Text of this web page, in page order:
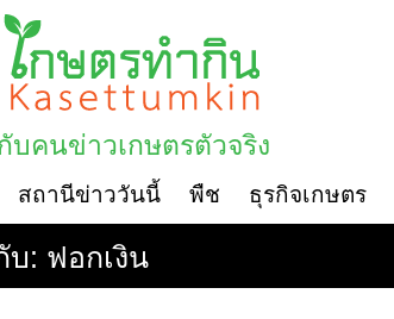
บคนข่าวเกษตรตัวจริง
สถานีข่าววันนี้ พืช ธุรกิจเกษตร
บ: ฟอกเงิน